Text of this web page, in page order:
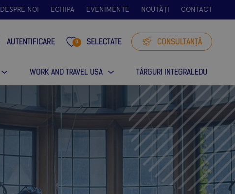
DESPRE NOI ECHIPA EVENIMENTE NOUTĂȚI CONTACT
AUTENTIFICARE 0 SELECTATE CONSULTANȚĂ
WORK AND TRAVEL USA TÂRGURI INTEGRALEDU